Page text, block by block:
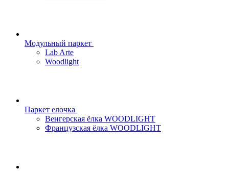
Модульный паркет
Lab Arte
Woodlight
Паркет елочка
Венгерская ёлка WOODLIGHT
Французская ёлка WOODLIGHT